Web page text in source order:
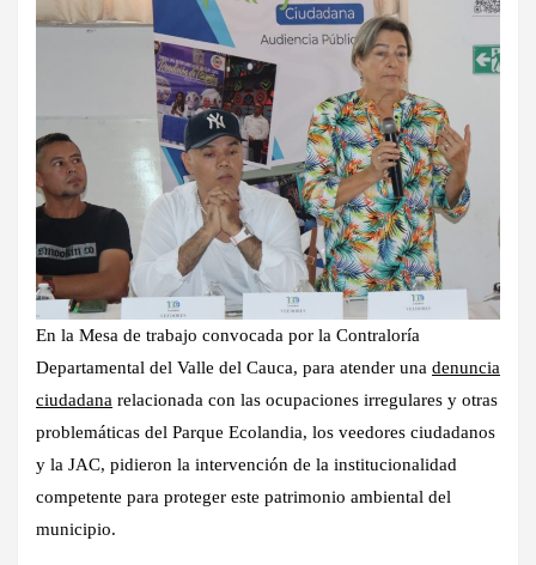
En la Mesa de trabajo convocada por la Contraloría
Departamental del Valle del Cauca, para atender una denuncia
ciudadana relacionada con las ocupaciones irregulares y otras
problemáticas del Parque Ecolandia, los veedores ciudadanos
y la JAC, pidieron la intervención de la institucionalidad
competente para proteger este patrimonio ambiental del
municipio.